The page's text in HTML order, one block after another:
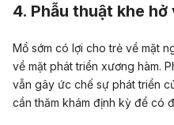
4. Phẫu thuật khe hở
Mổ sớm có lợi cho trẻ về mặt
về mặt phát triển xương hàm.
vẫn gây ức chế sự phát triển
cần thăm khám định kỳ để có